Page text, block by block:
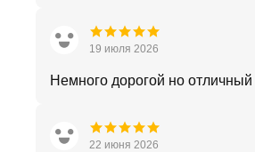
19 июля 2026
Немного дорогой но отличный
22 июня 2026